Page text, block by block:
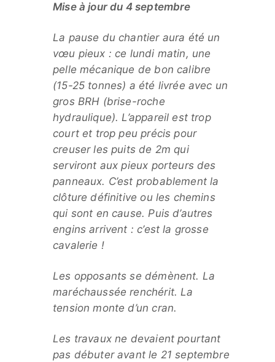
Mise à jour du 4 septembre
La pause du chantier aura été un
vœu pieux : ce lundi matin, une
pelle mécanique de bon calibre
(15-25 tonnes) a été livrée avec un
gros BRH (brise-roche
hydraulique). L’appareil est trop
court et trop peu précis pour
creuser les puits de 2m qui
serviront aux pieux porteurs des
panneaux. C’est probablement la
clôture définitive ou les chemins
qui sont en cause. Puis d’autres
engins arrivent : c’est la grosse
cavalerie !
Les opposants se démènent. La
maréchaussée renchérit. La
tension monte d’un cran.
Les travaux ne devaient pourtant
pas débuter avant le 21 septembre